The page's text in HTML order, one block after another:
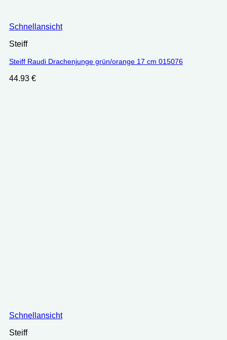
Schnellansicht
Steiff
Steiff Raudi Drachenjunge grün/orange 17 cm 015076
44.93 €
Schnellansicht
Steiff